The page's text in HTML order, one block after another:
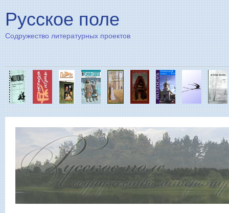
Русское поле
Содружество литературных проектов